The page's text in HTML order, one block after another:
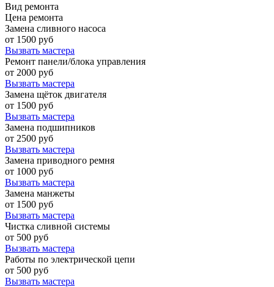
Вид ремонта
Цена ремонта
Замена сливного насоса
от 1500 руб
Вызвать мастера
Ремонт панели/блока управления
от 2000 руб
Вызвать мастера
Замена щёток двигателя
от 1500 руб
Вызвать мастера
Замена подшипников
от 2500 руб
Вызвать мастера
Замена приводного ремня
от 1000 руб
Вызвать мастера
Замена манжеты
от 1500 руб
Вызвать мастера
Чистка сливной системы
от 500 руб
Вызвать мастера
Работы по электрической цепи
от 500 руб
Вызвать мастера